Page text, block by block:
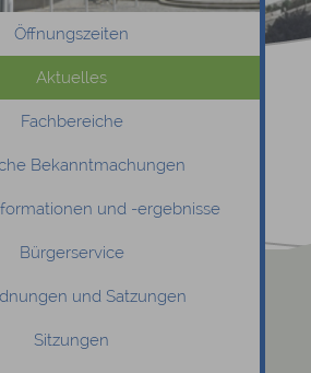
Öffnungszeiten
Aktuelles
Fachbereiche
Bekanntmachungen
und -ergebnisse
Bürgerservice
und Satzungen
Sitzungen